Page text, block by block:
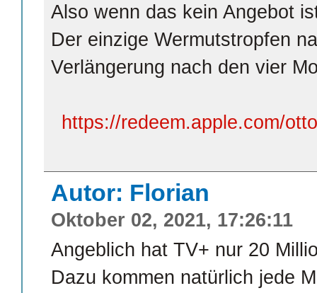
Also wenn das kein Angebot
Der einzige Wermutstropfen
Verlängerung nach den vier
https://redeem.apple.com/
Autor: Florian
Oktober 02, 2021, 17:26:11
Angeblich hat TV+ nur 20
Dazu kommen natürlich jede